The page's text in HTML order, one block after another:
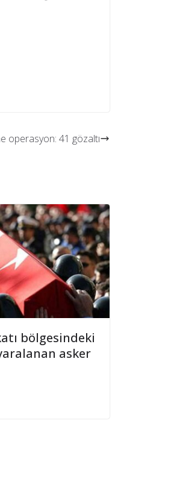
operasyon: 41 gözaltı
bölgesindeki
asker